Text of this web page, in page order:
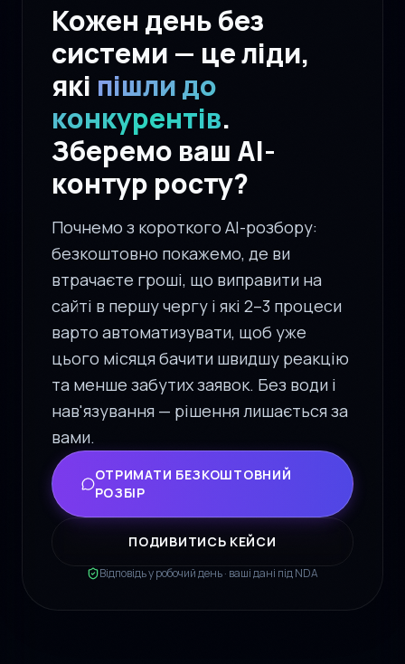
Кожен день без
системи — це ліди,
які пішли до
конкурентів.
Зберемо ваш AI-
контур росту?
Почнемо з короткого AI-розбору:
безкоштовно покажемо, де ви
втрачаєте гроші, що виправити на
сайті в першу чергу і які 2–3 процеси
варто автоматизувати, щоб уже
цього місяця бачити швидшу реакцію
та менше забутих заявок. Без води і
нав'язування — рішення лишається за
вами.
ОТРИМАТИ БЕЗКОШТОВНИЙ
РОЗБІР
ПОДИВИТИСЬ КЕЙСИ
Відповідь у робочий день · ваші дані під NDA